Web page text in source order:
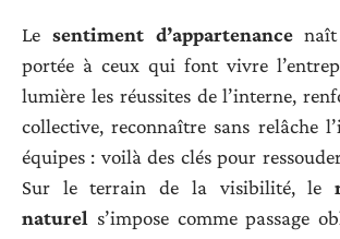
Le sentiment d’appartenancenaît
portée à ceux qui font vivre
lumière les réussites de l’interne,
collective, reconnaître sans relâche
équipes : voilà des clés pour
Sur le terrain de la visibilité, le
naturel s’impose comme passage